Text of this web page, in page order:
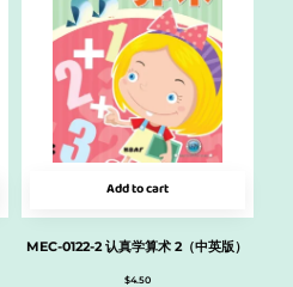
Add to cart
MEC-0122-2 认真学算术 2（中英版）
$4.50